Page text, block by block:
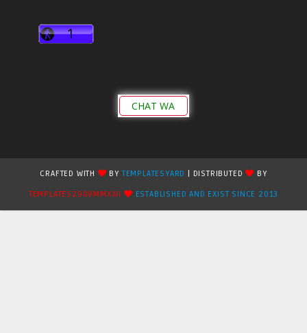
CHAT WA
CRAFTED WITH BYTEMPLATESYARD | DISTRIBUTED
BY
TEMPLATES2909MMXXII
ESTABLISHED AND EXIST SINCE 2013